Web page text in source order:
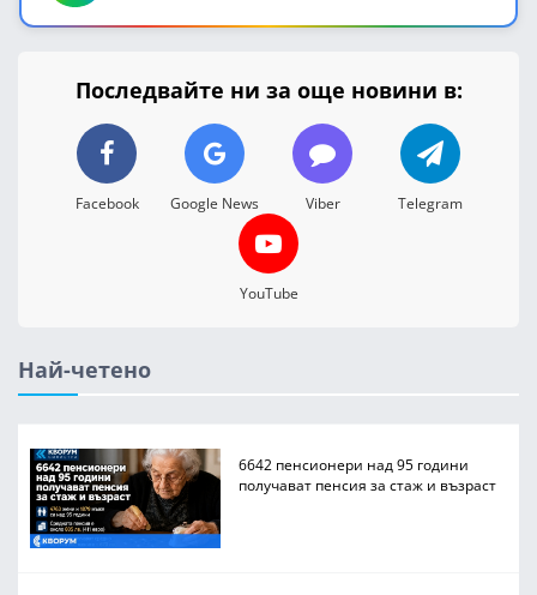
Последвайте ни за още новини в:
Facebook Google News Viber Telegram
YouTube
Най-четено
6642 пенсионери над 95 години
получават пенсия за стаж и възраст